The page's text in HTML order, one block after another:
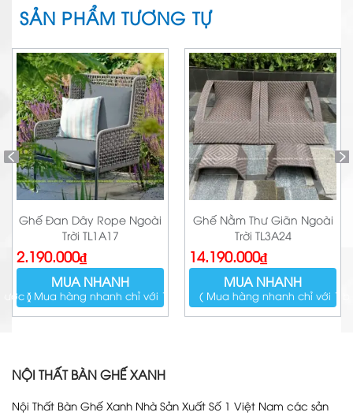
SẢN PHẨM TƯƠNG TỰ
Ghế Đan Dây Rope Ngoài
Trời TL1A17
2.190.000₫
MUA NHANH
( Mua hàng nhanh chỉ với 1 bước )
Ghế Nằm Thư Giãn Ngoài
Trời TL3A24
14.190.000₫
MUA NHANH
( Mua hàng nhanh chỉ với 1
)
NỘI THẤT BÀN GHẾ XANH
Nội Thất Bàn Ghế Xanh Nhà Sản Xuất Số 1 Việt Nam các sản